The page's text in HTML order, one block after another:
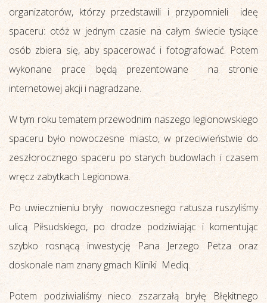
organizatorów, którzy przedstawili i przypomnieli ideę
spaceru: otóż w jednym czasie na całym świecie tysiące
osób zbiera się, aby spacerować i fotografować. Potem
wykonane prace będą prezentowane na stronie
internetowej akcji i nagradzane.
W tym roku tematem przewodnim naszego legionowskiego
spaceru było nowoczesne miasto, w przeciwieństwie do
zeszłorocznego spaceru po starych budowlach i czasem
wręcz zabytkach Legionowa.
Po uwiecznieniu bryły nowoczesnego ratusza ruszyliśmy
ulicą Piłsudskiego, po drodze podziwiając i komentując
szybko rosnącą inwestycję Pana Jerzego Petza oraz
doskonale nam znany gmach Kliniki Mediq.
Potem podziwialiśmy nieco zszarzałą bryłę Błękitnego